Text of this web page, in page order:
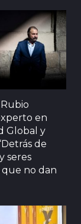
en
Global y
de
seres
que no dan